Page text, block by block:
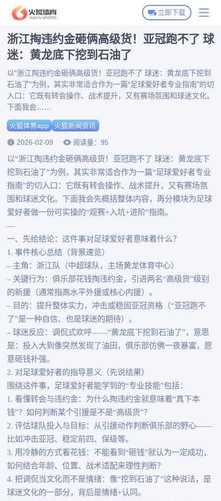
火狐体育首页
火狐全站APP下载
火狐体育APP下载
火狐体育动态
博彩平台推荐
立即下载
浙江掏违约金砸俩高级货！亚冠跑不了 球
迷：黄龙底下挖到石油了
以“浙江掏违约金砸俩高级货！亚冠跑不了 球迷：黄龙底下挖到
石油了”为例，其实非常适合作为一篇“足球爱好者专业指南”的切
入口：它既有转会操作、战术提升，又有赛场氛围和球迷文化。
下面我会……
火狐体育app 火狐新闻资讯
2026-02-09 阅读量：95
以“浙江掏违约金砸俩高级货！亚冠跑不了 球迷：黄龙底下
挖到石油了”为例，其实非常适合作为一篇“足球爱好者专业
指南”的切入口：它既有转会操作、战术提升，又有赛场氛
围和球迷文化。下面我会先概括整体内容，再分模块为足球
爱好者做一份可实操的“观赛+入坑+进阶”指南。
—
一、先给结论：这件事对足球爱好者意味着什么？
1. 事件核心总结（背景速览）
– 主角：浙江队（中超球队，主场黄龙体育中心）
– 关键行为：俱乐部花钱掏违约金，引进两名“高级货”级别
的新援（通常指高水平外援或核心内援）。
– 目的：提升整体实力，冲击或稳固亚冠资格（“亚冠跑不
了”是一种自信、也是球迷的期待）。
– 球迷反应：调侃式欢呼——“黄龙底下挖到石油了”，意思
是：投入大到像突然发现了油田，俱乐部仿佛一夜暴富，愿
意砸钱补强。
2. 对足球爱好者的指导意义（先说结果）
围绕这件事，足球爱好者能学到的“专业技能”包括：
1. 看懂转会与违约金：为什么掏违约金就意味着“真下本
钱”？如何判断某个引援是不是“高级货”？
2. 评估球队投入与目标：从引援动作判断俱乐部的野心——
比如冲击亚冠、稳定前四、保级等。
3. 用冷静的方式看花钱：不能看到“砸钱”就认为一定成功，
如何结合年龄、位置、战术适配来理性判断？
4. 把调侃当文化而不是情绪：像“挖到石油了”这种说法，是
球迷文化的一部分，背后是情绪+认同。